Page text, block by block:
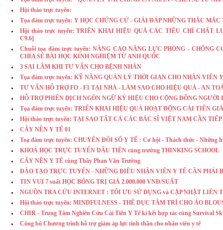
Hội thảo trực tuyến:
Tọa đàm trực tuyến: Y HỌC CHỨNG CỨ - GIẢI ĐÁP NHỮNG THẮC
Hội thảo trực tuyến: TRIỂN KHAI HIỆU QUẢ CÁC TIÊU CHÍ CHẤT
C9.6]
Chuỗi tọa đàm trực tuyến: NÂNG CAO NĂNG LỰC PHÒNG - CHỐNG
CHIA SẺ BÀI HỌC KINH NGHIỆM TỪ ANH QUỐC
3 SAI LẦM KHI TƯ VẤN CHO BỆNH NHÂN
Tọa đàm trực tuyến: KỸ NĂNG QUẢN LÝ THỜI GIAN CHO NHÂN VIÊN
TƯ VẤN HỖ TRỢ FO - F1 TẠI NHÀ - LÀM SAO CHO HIỆU QUẢ - AN
HỖ TRỢ PHIÊN DỊCH NGÔN NGỮ KÝ HIỆU CHO CỘNG ĐỒNG NGƯỜI
Tọa đàm trực tuyến: TRIỂN KHAI HIỆU QUẢ HOẠT ĐỘNG CẢI TIẾN
Hội thảo trực tuyến: TẠI SAO TẤT CẢ CÁC BÁC SĨ VIỆT NAM CẦN
CẤY NỀN Y TẾ 01
Toạ đàm trực tuyến: CHUYỂN ĐỔI SỐ Y TẾ : Cơ hội - Thách thức - Những
KHOÁ HỌC TRỰC TUYẾN ĐẦU TIÊN cùng trường THINKING SCHOOL
CẤY NỀN Y TẾ cùng Thầy Phan Văn Trường
ĐÀO TẠO TRỰC TUYẾN - NHỮNG ĐIỀU NHÂN VIÊN Y TẾ CẦN PHẢI
TIN VUI 7 suất HỌC BỔNG TRỊ GIÁ 2.000.000 VNĐ/SUẤT
NGUỒN TRA CỨU INTERNET : TỐI ƯU SỬ DỤNG và CẬP NHẬT LIÊN
Hội thảo trực tuyến: MINDFULNESS - THỂ DỤC TÂM TRÍ CHO ÁO
CHIR - Trung Tâm Nghiên Cứu Cải Tiến Y Tế kí kết hợp tác cùng Survival
Công bố Chương trình hỗ trợ giảm áp lực tinh thần cho nhân viên y tế